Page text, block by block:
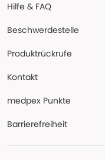
Hilfe & FAQ
Beschwerdestelle
Produktrückrufe
Kontakt
medpex Punkte
Barrierefreiheit